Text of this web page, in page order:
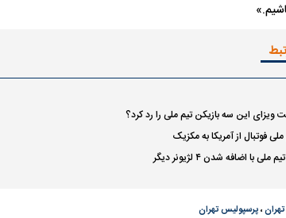
ویزای این سه بازیکن تیم ملی را رد کرد؟
فوتبال از آمریکا به مکزیک
با اضافه شدن ۴ لژیونر دیگر
،پرسپولیس تهران